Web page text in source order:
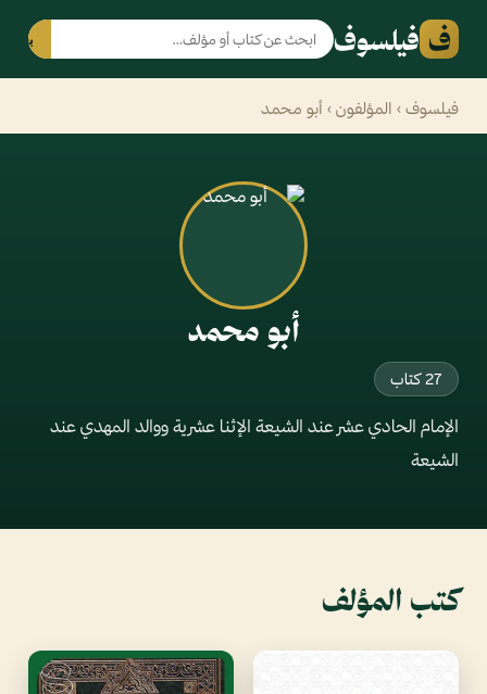
ف فيلسوف بحث
فيلسوف › المؤلفون › أبو محمد
أبو محمد
27 كتاب
الإمام الحادي عشر عند الشيعة الإثنا عشرية ووالد المهدي عند
الشيعة
كتب المؤلف